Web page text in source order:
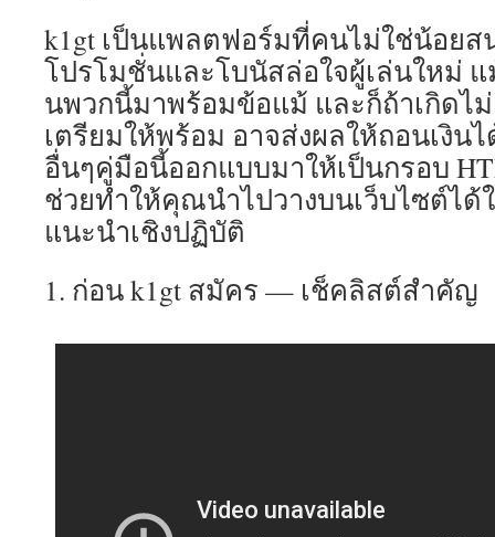
k1gt เป็นแพลตฟอร์มที่คนไม่ใช่น้อยส
โปรโมชั่นและโบนัสล่อใจผู้เล่นใหม่
นพวกนี้มาพร้อมข้อแม้ และก็ถ้าเกิดไ
เตรียมให้พร้อม อาจส่งผลให้ถอนเงิน
อื่นๆคู่มือนี้ออกแบบมาให้เป็นกรอบ
ช่วยทำให้คุณนำไปวางบนเว็บไซต์ไ
แนะนำเชิงปฏิบัติ
1. ก่อน k1gt สมัคร — เช็คลิสต์สำคัญ